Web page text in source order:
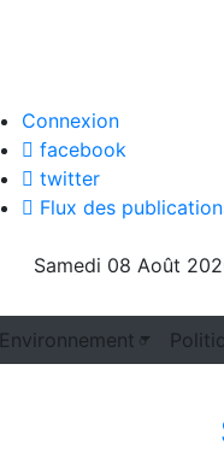
Connexion
facebook
twitter
Flux des
Samedi 08 Août
Environnement